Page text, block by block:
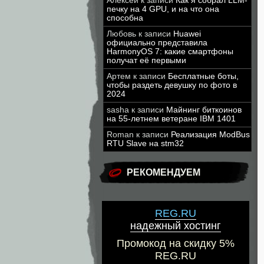
печку на 4 GPU, и на что она
способна
Любовь к записи Huawei
официально представила
HarmonyOS 7: какие смартфоны
получат её первыми
Артем к записи Бесплатные боты,
чтобы раздеть девушку по фото в
2024
sasha к записи Майнинг биткоинов
на 55-летнем ветеране IBM 1401
Roman к записи Реализация ModBus
RTU Slave на stm32
РЕКОМЕНДУЕМ
REG.RU
надежный хостинг
Промокод на скидку 5%
REG.RU